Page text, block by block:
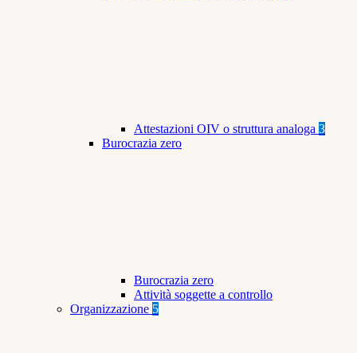
Attestazioni OIV o struttura analoga 3
Burocrazia zero
Burocrazia zero
Attività soggette a controllo
Organizzazione 5